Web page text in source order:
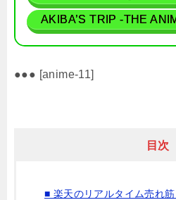
AKIBA’S TRIP -THE
●●● [anime-11]
目次
■ 楽天のリアルタイム売れ